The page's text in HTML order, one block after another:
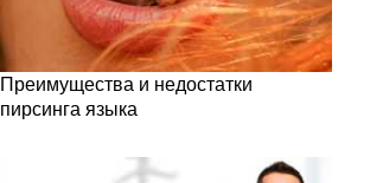
Преимущества и недостатки
пирсинга языка